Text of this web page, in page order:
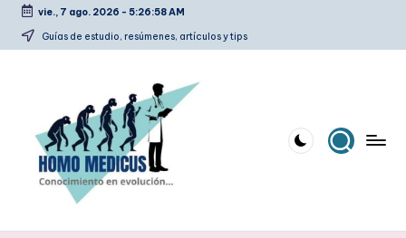
Saltar
vie., 7 ago. 2026 - 5:26:59 AM
Guías de estudio, resúmenes, artículos y tips